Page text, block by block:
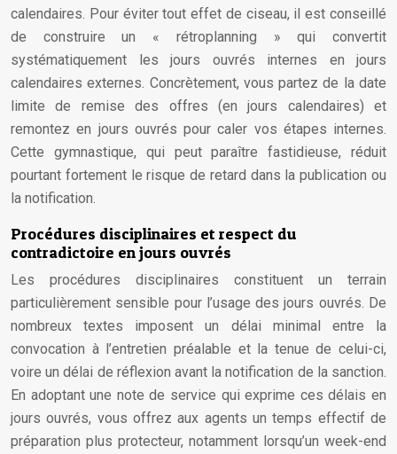
calendaires. Pour éviter tout effet de ciseau, il est conseillé
de construire un « rétroplanning » qui convertit
systématiquement les jours ouvrés internes en jours
calendaires externes. Concrètement, vous partez de la date
limite de remise des offres (en jours calendaires) et
remontez en jours ouvrés pour caler vos étapes internes.
Cette gymnastique, qui peut paraître fastidieuse, réduit
pourtant fortement le risque de retard dans la publication ou
la notification.
Procédures disciplinaires et respect du
contradictoire en jours ouvrés
Les procédures disciplinaires constituent un terrain
particulièrement sensible pour l’usage des jours ouvrés. De
nombreux textes imposent un délai minimal entre la
convocation à l’entretien préalable et la tenue de celui-ci,
voire un délai de réflexion avant la notification de la sanction.
En adoptant une note de service qui exprime ces délais en
jours ouvrés, vous offrez aux agents un temps effectif de
préparation plus protecteur, notamment lorsqu’un week-end